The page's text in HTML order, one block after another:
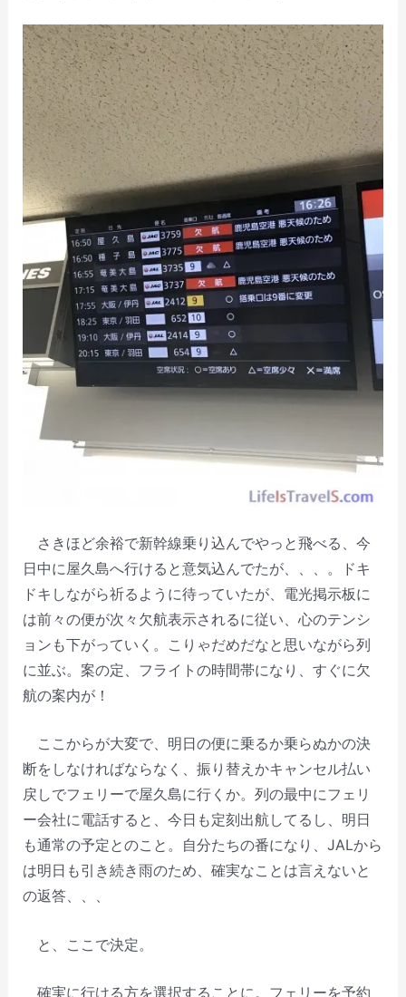
さきほど余裕で新幹線乗り込んでやっと飛べる、今
日中に屋久島へ行けると意気込んでたが、、、。ドキ
ドキしながら祈るように待っていたが、電光掲示板に
は前々の便が次々欠航表示されるに従い、心のテンシ
ョンも下がっていく。こりゃだめだなと思いながら列
に並ぶ。案の定、フライトの時間帯になり、すぐに欠
航の案内が！
ここからが大変で、明日の便に乗るか乗らぬかの決
断をしなければならなく、振り替えかキャンセル払い
戻しでフェリーで屋久島に行くか。列の最中にフェリ
ー会社に電話すると、今日も定刻出航してるし、明日
も通常の予定とのこと。自分たちの番になり、JALから
は明日も引き続き雨のため、確実なことは言えないと
の返答、、、
と、ここで決定。
確実に行ける方を選択することに。フェリーを予約